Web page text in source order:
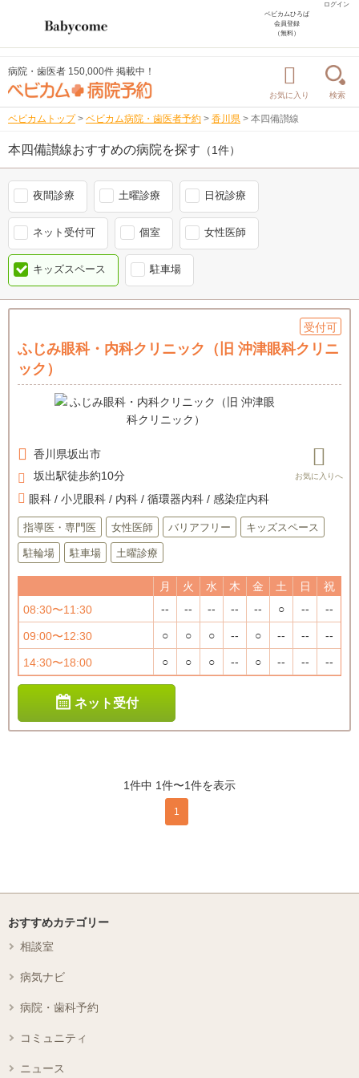
ログイン
ベビカムひろば
会員登録
（無料）
病院・歯医者 150,000件 掲載中！
お気に入り 検索
ベビカムトップ > ベビカム病院・歯医者予約 > 香川県 > 本四備讃線
本四備讃線おすすめの病院を探す （1件）
夜間診療 土曜診療 日祝診療
ネット受付可 個室 女性医師
キッズスペース 駐車場
受付可
ふじみ眼科・内科クリニック（旧 沖津眼科クリニ
ック）
香川県坂出市
坂出駅徒歩約10分
眼科 / 小児眼科 / 内科 / 循環器内科 / 感染症内科
指導医・専門医 女性医師 バリアフリー キッズスペース
駐輪場 駐車場 土曜診療
月 火 水 木 金 土 日
祝
08:30〜11:30
-- -- -- -- -- ○ -- --
09:00〜12:30 ○ ○ ○ -- ○ -- -- --
14:30〜18:00 ○ ○ ○ -- ○ -- -- --
ネット受付
1件中 1件〜1件を表示
1
おすすめカテゴリー
相談室
病気ナビ
病院・歯科予約
コミュニティ
ニュース